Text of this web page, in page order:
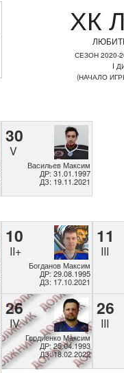
ХК
СЕЗОН 2020-
I
(НАЧАЛО
30
V
Васильев Максим
ДР: 31.01.1997
ДЗ: 19.11.2021
10
II+
Богданов Максим
ДР: 29.08.1995
ДЗ: 17.10.2021
11
III
26
IV
Гордиенко Максим
ДР: 25.04.1993
ДЗ: 18.02.2022
26
III